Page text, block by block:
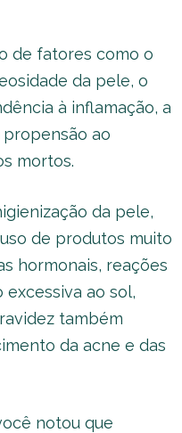
de fatores como o
da pele, o
à inflamação, a
ao
mortos.
da pele,
de produtos muito
hormonais, reações
ao sol,
também
da acne e das
notou que